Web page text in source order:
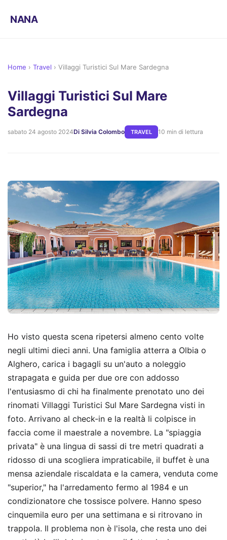
NANA
Home › Travel › Villaggi Turistici Sul Mare Sardegna
Villaggi Turistici Sul Mare
Sardegna
sabato 24 agosto 2024Di Silvia Colombo TRAVEL 10 min di lettura
Ho visto questa scena ripetersi almeno cento volte
negli ultimi dieci anni. Una famiglia atterra a Olbia o
Alghero, carica i bagagli su un'auto a noleggio
strapagata e guida per due ore con addosso
l'entusiasmo di chi ha finalmente prenotato uno dei
rinomati Villaggi Turistici Sul Mare Sardegna visti in
foto. Arrivano al check-in e la realtà li colpisce in
faccia come il maestrale a novembre. La "spiaggia
privata" è una lingua di sassi di tre metri quadrati a
ridosso di una scogliera impraticabile, il buffet è una
mensa aziendale riscaldata e la camera, venduta come
"superior," ha l'arredamento fermo al 1984 e un
condizionatore che tossisce polvere. Hanno speso
cinquemila euro per una settimana e si ritrovano in
trappola. Il problema non è l'isola, che resta uno dei